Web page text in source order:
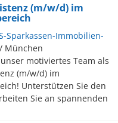
(m/w/d) im
Sparkassen-Immobilien-
/ München
motiviertes Team als
(m/w/d) im
Unterstützen Sie den
Sie an spannenden